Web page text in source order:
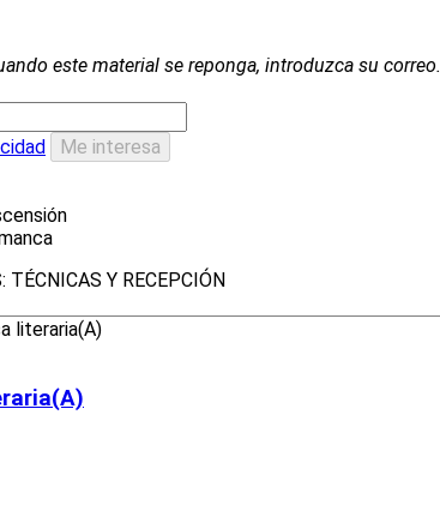
este material se reponga, introduzca su correo.
Y RECEPCIÓN